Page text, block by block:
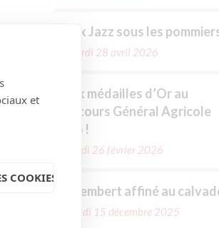
Réo x Jazz sous les
Le Mardi 28 avril 2026
Deux médailles d’Or au
Concours Général Agricole
2026 !
Le Jeudi 26 février 2026
Camembert affiné au
Le Lundi 15 décembre 2025
et
COOKIES